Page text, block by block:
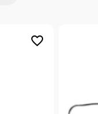
favorite_border